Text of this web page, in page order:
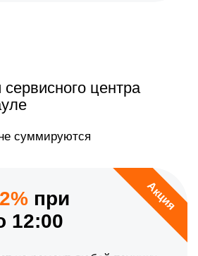
центра
суммируются
Акция
при
12:00